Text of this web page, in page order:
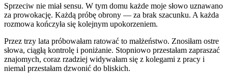
Sprzeciw nie miał sensu. W tym domu każde moje słowo uznawano
za prowokację. Każdą próbę obrony — za brak szacunku. A każda
rozmowa kończyła się kolejnym upokorzeniem.
Przez trzy lata próbowałam ratować to małżeństwo. Znosiłam ostre
słowa, ciągłą kontrolę i poniżanie. Stopniowo przestałam zapraszać
znajomych, coraz rzadziej widywałam się z kolegami z pracy i
niemal przestałam dzwonić do bliskich.